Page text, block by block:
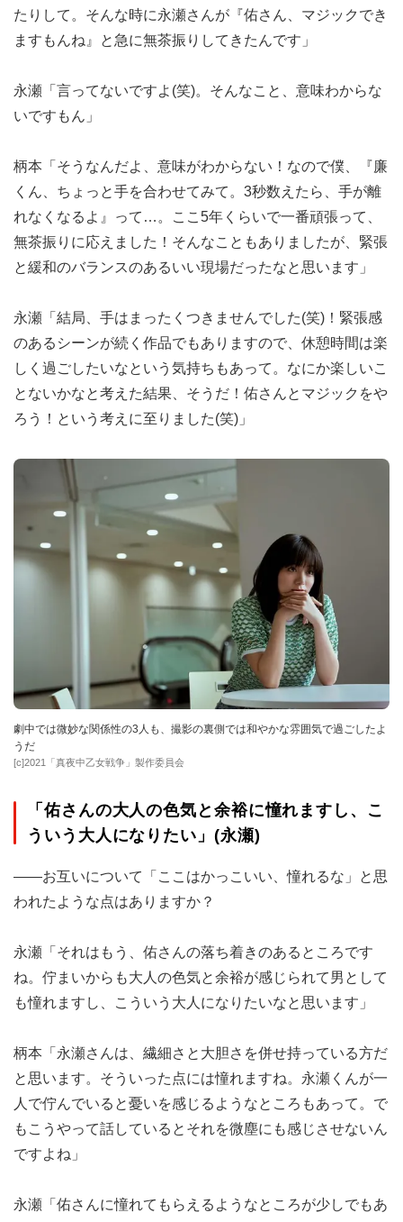
たりして。そんな時に永瀬さんが『佑さん、マジックでき
ますもんね』と急に無茶振りしてきたんです」
永瀬「言ってないですよ(笑)。そんなこと、意味わからな
いですもん」
柄本「そうなんだよ、意味がわからない！なので僕、『廉
くん、ちょっと手を合わせてみて。3秒数えたら、手が離
れなくなるよ』って…。ここ5年くらいで一番頑張って、
無茶振りに応えました！そんなこともありましたが、緊張
と緩和のバランスのあるいい現場だったなと思います」
永瀬「結局、手はまったくつきませんでした(笑)！緊張感
のあるシーンが続く作品でもありますので、休憩時間は楽
しく過ごしたいなという気持ちもあって。なにか楽しいこ
とないかなと考えた結果、そうだ！佑さんとマジックをや
ろう！という考えに至りました(笑)」
劇中では微妙な関係性の3人も、撮影の裏側では和やかな雰囲気で過ごしたよ
うだ
[c]2021「真夜中乙女戦争」製作委員会
「佑さんの大人の色気と余裕に憧れますし、こ
ういう大人になりたい」(永瀬)
――お互いについて「ここはかっこいい、憧れるな」と思
われたような点はありますか？
永瀬「それはもう、佑さんの落ち着きのあるところです
ね。佇まいからも大人の色気と余裕が感じられて男として
も憧れますし、こういう大人になりたいなと思います」
柄本「永瀬さんは、繊細さと大胆さを併せ持っている方だ
と思います。そういった点には憧れますね。永瀬くんが一
人で佇んでいると憂いを感じるようなところもあって。で
もこうやって話しているとそれを微塵にも感じさせないん
ですよね」
永瀬「佑さんに憧れてもらえるようなところが少しでもあ